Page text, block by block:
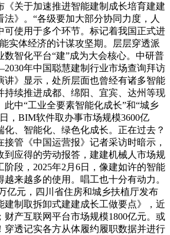
《关于加速推进智能建制成长培育建建
法》。“各级要加大部分协同力度，人
可使用于多个环节。标记着我国正式进
实体经济的计谋攻坚期。层层穿透派
数智化平台“建”成为大会核心。中研普
年中国聪慧建制行业市场查询拜访
讲》显示，处所层面也曾经有诸多智能
持续推进成都、绵阳、宜宾、达州等现
中“工业全要素智能化成长”和“城乡
，BIM软件取办事市场规模3600亿
化、智能化、绿色化成长。正在过去？
管《中国运营报》记者采访时暗示，
到应得的劳动报答，建建机械人市场规
阶段，2025年2月6日，像建如许的智能
来越多的使用。唱工也十分有动力。
亿元，四川省住房和城乡扶植厅发布
建制取拆卸式建建成长工做要点》，近
财产互联网平台市场规模1800亿元。或
穿透记实各方从体履约履职数据并进行